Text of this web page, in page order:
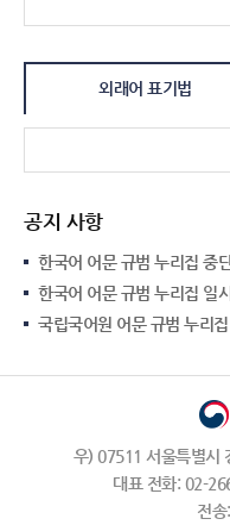
외래어 표기법
공지 사항
한국어 어문 규범 누리집 중
한국어 어문 규범 누리집 일
국립국어원 어문 규범 누리
우) 07511 서울특별시
대표 전화: 02-
전